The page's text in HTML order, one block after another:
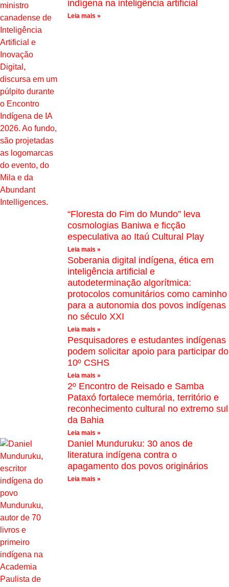
indígena na inteligência artificial
Leia mais »
“Floresta do Fim do Mundo” leva
cosmologias Baniwa e ficção
especulativa ao Itaú Cultural Play
Leia mais »
Soberania digital indígena, ética em
inteligência artificial e
autodeterminação algorítmica:
protocolos comunitários como caminho
para a autonomia dos povos indígenas
no século XXI
Leia mais »
Pesquisadores e estudantes indígenas
podem solicitar apoio para participar do
10º CSHS
Leia mais »
2º Encontro de Reisado e Samba
Pataxó fortalece memória, território e
reconhecimento cultural no extremo sul
da Bahia
Leia mais »
Daniel Munduruku: 30 anos de
literatura indígena contra o
apagamento dos povos originários
Leia mais »